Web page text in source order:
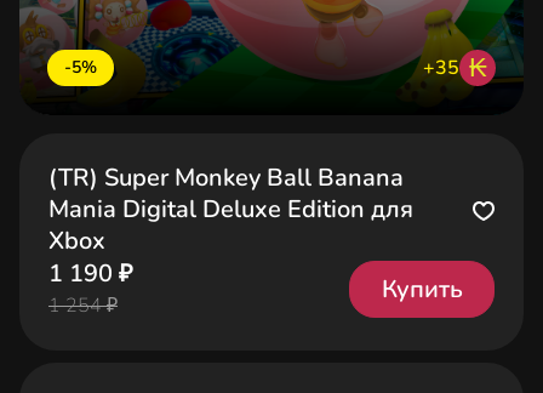
-5% +35 ₭
(TR) Super Monkey Ball Banana
Mania Digital Deluxe Edition для
Xbox
1 190 ₽
1 254 ₽
Купить